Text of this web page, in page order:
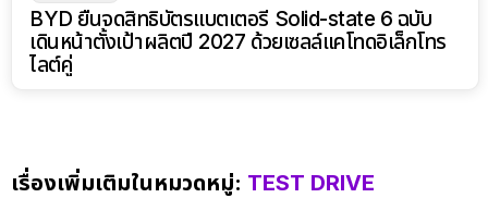
BYD ยื่นจดสิทธิบัตรแบตเตอรี่ Solid-state 6 ฉบับ
เดินหน้าตั้งเป้าผลิตปี 2027 ด้วยเซลล์แคโทดอิเล็กโทร
ไลต์คู่
เรื่องเพิ่มเติมในหมวดหมู่: TEST DRIVE